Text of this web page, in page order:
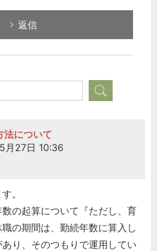
返信
法について
月27日 10:36
。
の起算について『ただし、育
の期間は、勤続年数に算入し
り、そのつもりで運用してい